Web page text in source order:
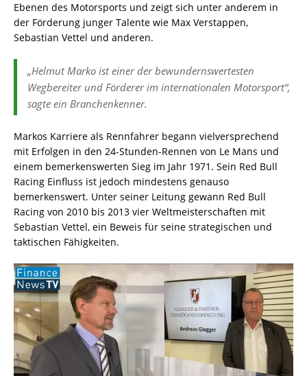
Ebenen des Motorsports und zeigt sich unter anderem in
der Förderung junger Talente wie Max Verstappen,
Sebastian Vettel und anderen.
„Helmut Marko ist einer der bewundernswertesten
Wegbereiter und Förderer im internationalen Motorsport“,
sagte ein Branchenkenner.
Markos Karriere als Rennfahrer begann vielversprechend
mit Erfolgen in den 24-Stunden-Rennen von Le Mans und
einem bemerkenswerten Sieg im Jahr 1971. Sein Red Bull
Racing Einfluss ist jedoch mindestens genauso
bemerkenswert. Unter seiner Leitung gewann Red Bull
Racing von 2010 bis 2013 vier Weltmeisterschaften mit
Sebastian Vettel, ein Beweis für seine strategischen und
taktischen Fähigkeiten.